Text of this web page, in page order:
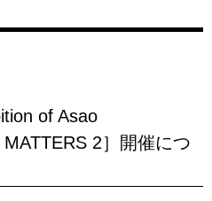
of Asao
2］開催につ